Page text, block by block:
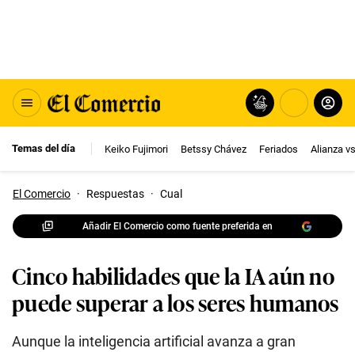
Temas del día Keiko Fujimori Betssy Chávez Feriados Alianza
El Comercio · Respuestas · Cual
Añadir El Comercio como fuente preferida en
Cinco habilidades que la IA aún no
puede superar a los seres humanos
Aunque la inteligencia artificial avanza a gran